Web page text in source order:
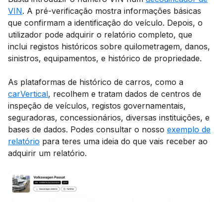
VIN. A pré-verificação mostra informações básicas
que confirmam a identificação do veículo. Depois, o
utilizador pode adquirir o relatório completo, que
inclui registos históricos sobre quilometragem, danos,
sinistros, equipamentos, e histórico de propriedade.
As plataformas de histórico de carros, como a
carVertical, recolhem e tratam dados de centros de
inspeção de veículos, registos governamentais,
seguradoras, concessionários, diversas instituições, e
bases de dados. Podes consultar o nosso exemplo de
relatório para teres uma ideia do que vais receber ao
adquirir um relatório.